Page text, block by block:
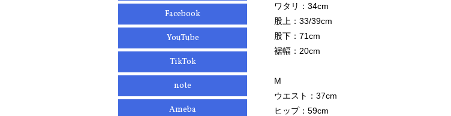
ワタリ：34cm
股上：33/39cm
股下：71cm
裾幅：20cm
M
ウエスト：37cm
ヒップ：59cm
Facebook
YouTube
TikTok
note
Ameba